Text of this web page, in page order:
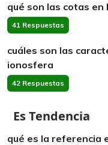
qué son las cotas en
41 Respuestas
cuáles son las
ionosfera
42 Respuestas
Es Tendencia
qué es la referencia